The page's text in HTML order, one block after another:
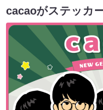
cacaoがステッカ